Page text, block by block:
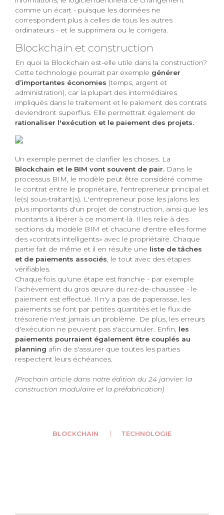
comme un écart - puisque les données ne
correspondent plus à celles de tous les autres
ordinateurs - et le supprimera ou le corrigera.
Blockchain et construction
En quoi la Blockchain est-elle utile dans la construction?
Cette technologie pourrait par exemple générer
d’importantes économies (temps, argent et
administration), car la plupart des intermédiaires
impliqués dans le traitement et le paiement des contrats
deviendront superflus. Elle permettrait également de
rationaliser l'exécution et le paiement des projets.
Un exemple permet de clarifier les choses. La
Blockchain et le BIM vont souvent de pair. Dans le
processus BIM, le modèle peut être considéré comme
le contrat entre le propriétaire, l'entrepreneur principal et
le(s) sous-traitant(s). L'entrepreneur pose les jalons les
plus importants d'un projet de construction, ainsi que les
montants à libérer à ce moment-là. Il les relie à des
sections du modèle BIM et chacune d'entre elles forme
des «contrats intelligents» avec le propriétaire. Chaque
partie fait de même et il en résulte une liste de tâches
et de paiements associés , le tout avec des étapes
vérifiables.
Chaque fois qu'une étape est franchie - par exemple
l’achèvement du gros œuvre du rez-de-chaussée - le
paiement est effectué. Il n'y a pas de paperasse, les
paiements se font par petites quantités et le flux de
trésorerie n'est jamais un problème. De plus, les erreurs
d'exécution ne peuvent pas s'accumuler. Enfin, les
paiements pourraient également être couplés au
planning afin de s'assurer que toutes les parties
respectent leurs échéances.
(Prochain article dans notre édition du 24 janvier: la
construction modulaire et la préfabrication)
BLOCKCHAIN TECHNOLOGIE